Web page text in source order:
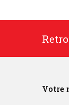
Votre